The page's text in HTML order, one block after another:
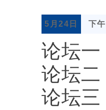
5月24日 下
论坛
论坛
论坛